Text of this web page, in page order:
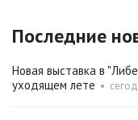
Последние
Новая выставка в
уходящем лете •